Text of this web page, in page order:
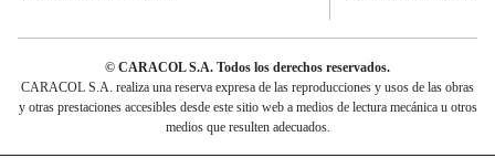
© CARACOL S.A. Todos los derechos reservados.
CARACOL S.A. realiza una reserva expresa de las reproducciones y usos de las obras
y otras prestaciones accesibles desde este sitio web a medios de lectura mecánica u otros
medios que resulten adecuados.